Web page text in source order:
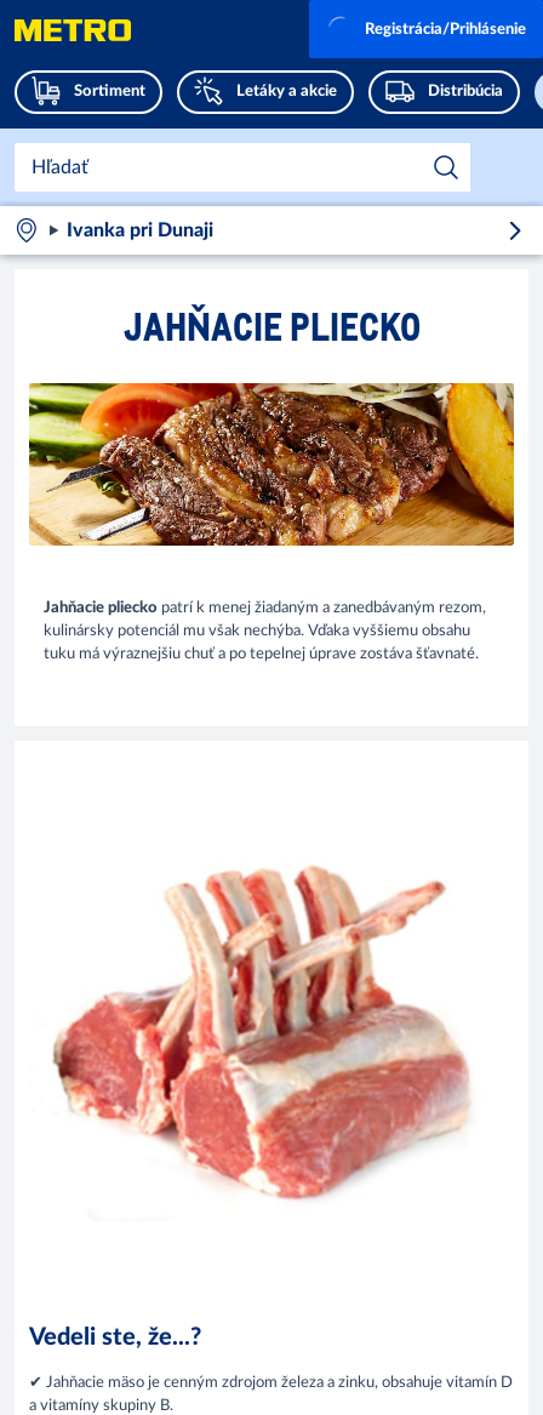
Sortiment Letáky a akcie Distribúcia
Registrácia/Prihlásenie
Ivanka pri Dunaji
JAHŇACIE PLIECKO
Jahňacie pliecko patrí k menej žiadaným a zanedbávaným rezom,
kulinársky potenciál mu však nechýba. Vďaka vyššiemu obsahu
tuku má výraznejšiu chuť a po tepelnej úprave zostáva šťavnaté.
Vedeli ste, že...?
✔ Jahňacie mäso je cenným zdrojom železa a zinku, obsahuje vitamín D
a vitamíny skupiny B.